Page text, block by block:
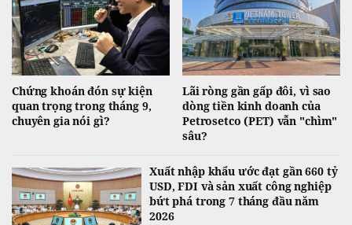
Chứng khoán đón sự kiện
quan trọng trong tháng 9,
chuyên gia nói gì?
Lãi ròng gần gấp đôi, vì sao
dòng tiền kinh doanh của
Petrosetco (PET) vẫn "chìm"
sâu?
Xuất nhập khẩu ước đạt gần 660 tỷ
USD, FDI và sản xuất công nghiệp
bứt phá trong 7 tháng đầu năm
2026